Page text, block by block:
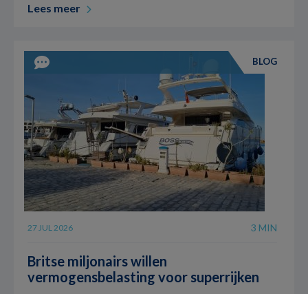
Lees meer
BLOG
27 JUL 2026 3 MIN
Britse miljonairs willen
vermogensbelasting voor superrijken